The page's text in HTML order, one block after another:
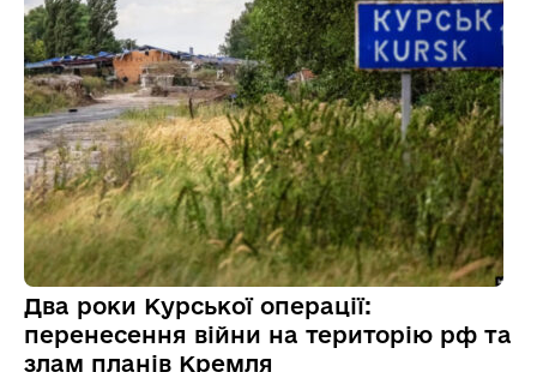
Два роки Курської операції:
перенесення війни на територію рф та
злам планів Кремля